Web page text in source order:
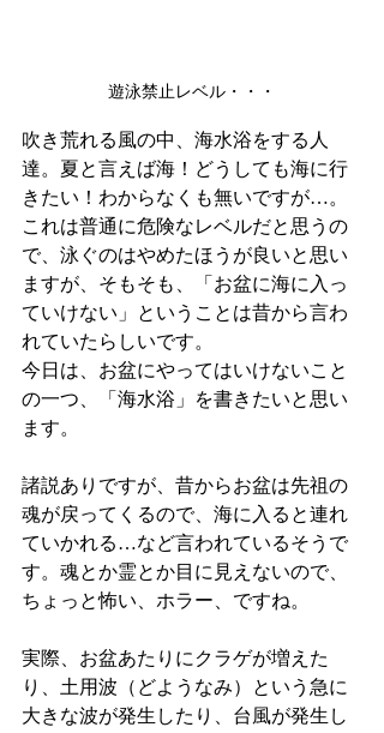
遊泳禁止レベル・・・
吹き荒れる風の中、海水浴をする人
達。夏と言えば海！どうしても海に行
きたい！わからなくも無いですが…。
これは普通に危険なレベルだと思うの
で、泳ぐのはやめたほうが良いと思い
ますが、そもそも、「お盆に海に入っ
ていけない」ということは昔から言わ
れていたらしいです。
今日は、お盆にやってはいけないこと
の一つ、「海水浴」を書きたいと思い
ます。
諸説ありですが、昔からお盆は先祖の
魂が戻ってくるので、海に入ると連れ
ていかれる…など言われているそうで
す。魂とか霊とか目に見えないので、
ちょっと怖い、ホラー、ですね。
実際、お盆あたりにクラゲが増えた
り、土用波（どようなみ）という急に
大きな波が発生したり、台風が発生し